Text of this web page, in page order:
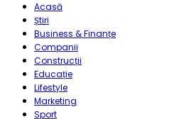
Acasă
Știri
Business & Finanțe
Companii
Construcții
Educație
Lifestyle
Marketing
Sport